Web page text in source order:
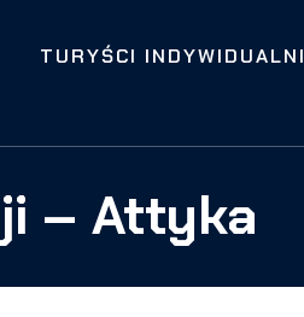
TURYŚCI INDYWIDUALNI
– Attyka